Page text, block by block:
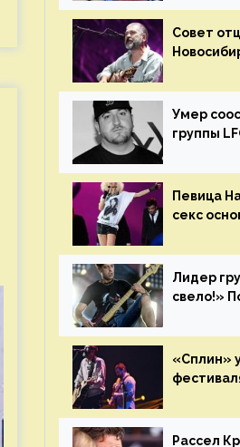
песен
Совет
концерт
Умер
группы
Певица
секс
Лидер
свело!»
«Сплин»
жалобы
Рассел